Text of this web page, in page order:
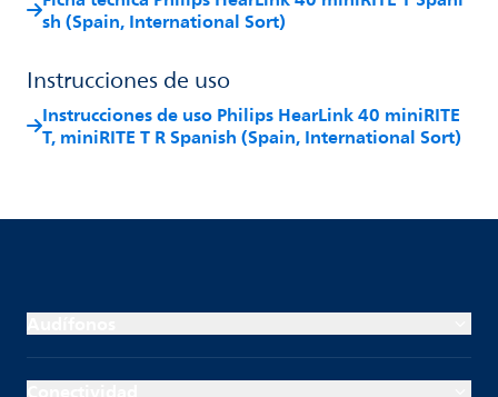
sh (Spain, International Sort)
Instrucciones de uso
Instrucciones de uso Philips HearLink 40 miniRITE
T, miniRITE T R Spanish (Spain, International Sort)